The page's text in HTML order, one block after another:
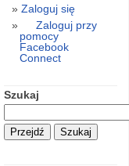
Zaloguj się
Zaloguj przy
pomocy
Facebook
Connect
Szukaj